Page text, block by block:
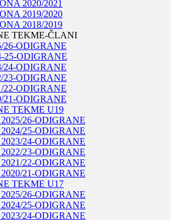
2020/2021
2019/2020
2018/2019
TEKME-ČLANI
26-ODIGRANE
25-ODIGRANE
24-ODIGRANE
23-ODIGRANE
22-ODIGRANE
21-ODIGRANE
TEKME U19
26-ODIGRANE
25-ODIGRANE
24-ODIGRANE
23-ODIGRANE
22-ODIGRANE
21-ODIGRANE
TEKME U17
26-ODIGRANE
25-ODIGRANE
24-ODIGRANE